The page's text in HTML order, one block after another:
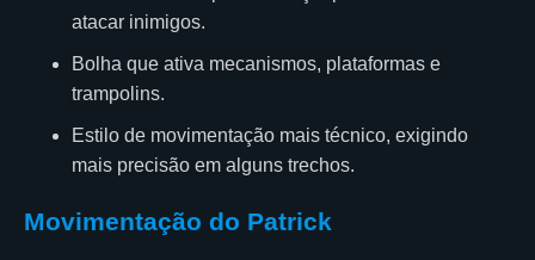
atacar inimigos.
Bolha que ativa mecanismos, plataformas e
trampolins.
Estilo de movimentação mais técnico, exigindo
mais precisão em alguns trechos.
Movimentação do Patrick